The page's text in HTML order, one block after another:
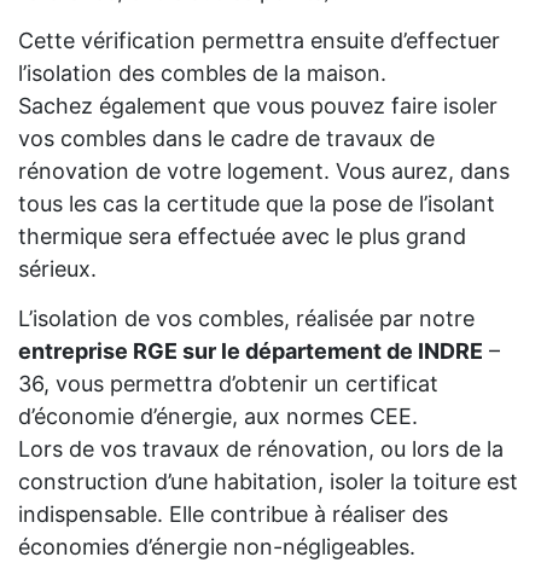
Cette vérification permettra ensuite d’effectuer
l’isolation des combles de la maison.
Sachez également que vous pouvez faire isoler
vos combles dans le cadre de travaux de
rénovation de votre logement. Vous aurez, dans
tous les cas la certitude que la pose de l’isolant
thermique sera effectuée avec le plus grand
sérieux.
L’isolation de vos combles, réalisée par notre
entreprise RGE sur le département de INDRE –
36, vous permettra d’obtenir un certificat
d’économie d’énergie, aux normes CEE.
Lors de vos travaux de rénovation, ou lors de la
construction d’une habitation, isoler la toiture est
indispensable. Elle contribue à réaliser des
économies d’énergie non-négligeables.